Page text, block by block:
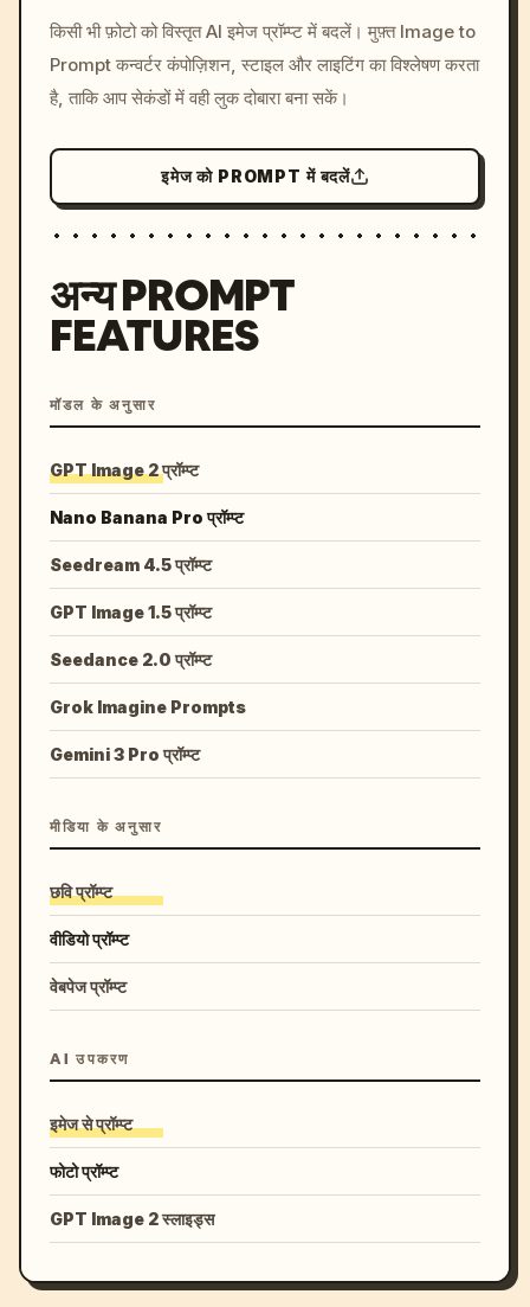
c, cyberpunk sunset, neon
colors, 8k --v 6.0
किसी भी फ़ोटो को विस्तृत AI इमेज प्रॉम्प्ट में बदलें। मुफ़्त Image to
Prompt कन्वर्टर कंपोज़िशन, स्टाइल और लाइटिंग का विश्लेषण करता
है, ताकि आप सेकंडों में वही लुक दोबारा बना सकें।
इमेज को PROMPT में बदलें
अन्य PROMPT
FEATURES
मॉडल के अनुसार
GPT Image 2 प्रॉम्प्ट
Nano Banana Pro प्रॉम्प्ट
Seedream 4.5 प्रॉम्प्ट
GPT Image 1.5 प्रॉम्प्ट
Seedance 2.0 प्रॉम्प्ट
Grok Imagine Prompts
Gemini 3 Pro प्रॉम्प्ट
मीडिया के अनुसार
छवि प्रॉम्प्ट
वीडियो प्रॉम्प्ट
वेबपेज प्रॉम्प्ट
AI उपकरण
इमेज से प्रॉम्प्ट
फोटो प्रॉम्प्ट
GPT Image 2 स्लाइड्स